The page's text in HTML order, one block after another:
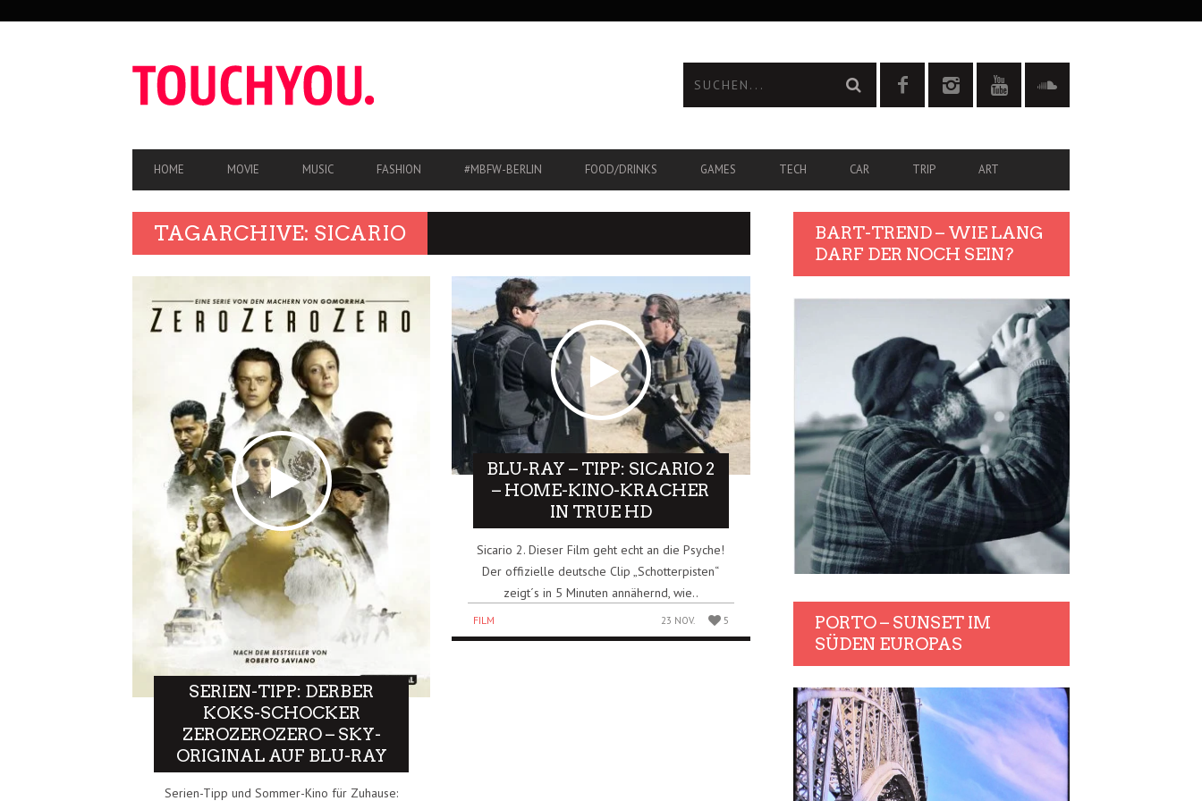
HAUPT-
NAVIGATION
HOME MOVIE MUSIC FASHION #MBFW-BERLIN FOOD/DRINKS GAMES TECH CAR TRIP ART
TAGARCHIVE: SICARIO
SERIEN-TIPP: DERBER
KOKS-SCHOCKER
ZEROZEROZERO – SKY-
ORIGINAL AUF BLU-RAY
Serien-Tipp und Sommer-Kino für Zuhause:
BLU-RAY – TIPP: SICARIO 2
– HOME-KINO-KRACHER
IN TRUE HD
Sicario 2. Dieser Film geht echt an die Psyche!
Der offizielle deutsche Clip „Schotterpisten“
zeigt´s in 5 Minuten annähernd, wie..
FILM 23 NOV. 5
BART-TREND – WIE LANG
DARF DER NOCH SEIN?
PORTO – SUNSET IM
SÜDEN EUROPAS